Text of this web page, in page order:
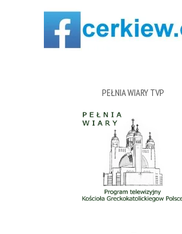
PEŁNIA WIARY TVP